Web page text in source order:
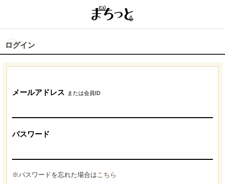
ログイン
メールアドレス または会員ID
パスワード
※パスワードを忘れた場合はこちら